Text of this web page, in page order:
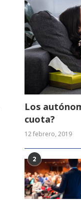
Los
cuota?
12 febrero, 2019
2